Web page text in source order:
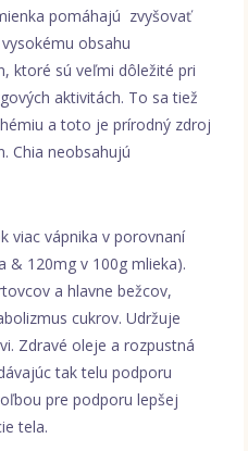
pomáhajú zvyšovať
obsahu
ktoré sú veľmi dôležité pri
aktivitách. To sa tiež
a toto je prírodný zdroj
Chia neobsahujú
viac vápnika v porovnaní
& 120mg v 100g mlieka).
a hlavne bežcov,
cukrov. Udržuje
Zdravé oleje a rozpustná
tak telu podporu
pre podporu lepšej
tela.